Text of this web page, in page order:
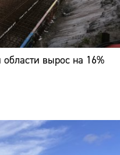
вырос на 16%